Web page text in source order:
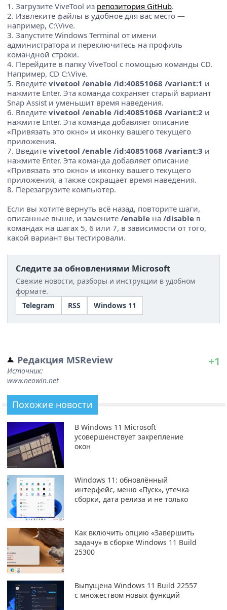
1. Загрузите ViveTool из репозитория GitHub.
2. Извлеките файлы в удобное для вас место —
например, C:\Vive.
3. Запустите Windows Terminal от имени
администратора и переключитесь на профиль
командной строки.
4. Перейдите в папку ViveTool с помощью команды CD.
Например, CD C:\Vive.
5. Введите vivetool /enable /id:40851068 /variant:1 и
нажмите Enter. Эта команда сохраняет старый вариант
Snap Assist и уменьшит время наведения.
6. Введите vivetool /enable /id:40851068 /variant:2 и
нажмите Enter. Эта команда добавляет описание
«Привязать это окно» и иконку вашего текущего
приложения.
7. Введите vivetool /enable /id:40851068 /variant:3 и
нажмите Enter. Эта команда добавляет описание
«Привязать это окно» и иконку вашего текущего
приложения, а также сокращает время наведения.
8. Перезагрузите компьютер.
Если вы хотите вернуть всё назад, повторите шаги,
описанные выше, и замените /enable на /disable в
командах на шагах 5, 6 или 7, в зависимости от того,
какой вариант вы тестировали.
Следите за обновлениями Microsoft
Свежие новости, разборы и инструкции в удобном
формате.
Telegram
RSS Windows 11
Редакция MSReview
Источник:
www.neowin.net
+1
Похожие новости
В Windows 11 Microsoft
усовершенствует закрепление
окон
Windows 11: обновлённый
интерфейс, меню «Пуск», утечка
сборки, дата релиза и не только
Как включить опцию «Завершить
задачу» в сборке Windows 11 Build
25300
Выпущена Windows 11 Build 22557
с множеством новых функций